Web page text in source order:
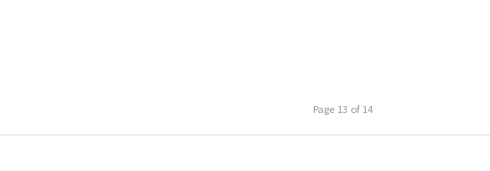
Page 13 of 14